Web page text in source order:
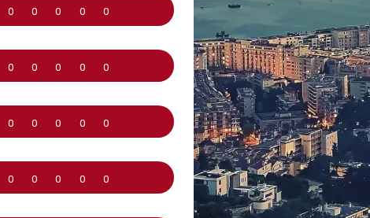
0 0 0 0 0
0 0 0 0 0
0 0 0 0 0
0 0 0 0 0